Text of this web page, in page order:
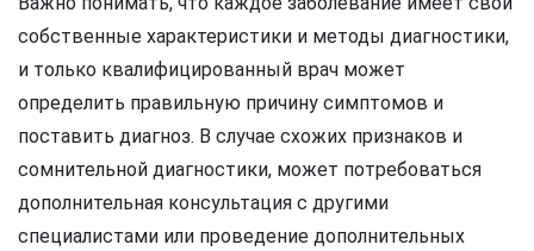
собственные характеристики и методы диагностики,
и только квалифицированный врач может
определить правильную причину симптомов и
поставить диагноз. В случае схожих признаков и
сомнительной диагностики, может потребоваться
дополнительная консультация с другими
специалистами или проведение дополнительных